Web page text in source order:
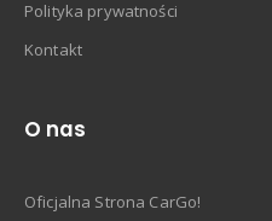
Polityka prywatności
Kontakt
O nas
Oficjalna Strona CarGo!